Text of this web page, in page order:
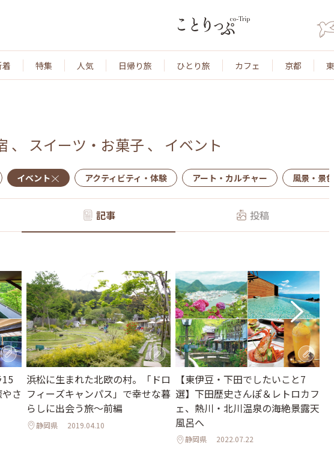
着 特集 人気 日帰り旅 ひとり旅 カフェ 京都
、 スイーツ・お菓子 、 イベント
イベント アクティビティ・体験 アート・カルチャー 風景・景色
記事 投稿
さ
浜松に生まれた北欧の村。「ドロ
フィーズキャンパス」で幸せな暮
らしに出会う旅～前編
静岡県 2019.04.10
【東伊豆・下田でしたいこと7
選】下田歴史さんぽ＆レトロカフ
ェ、熱川・北川温泉の海絶景露天
風呂へ
静岡県 2022.07.22